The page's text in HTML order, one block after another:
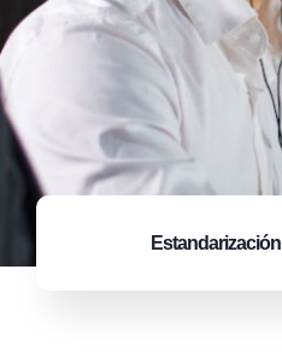
Estandarización